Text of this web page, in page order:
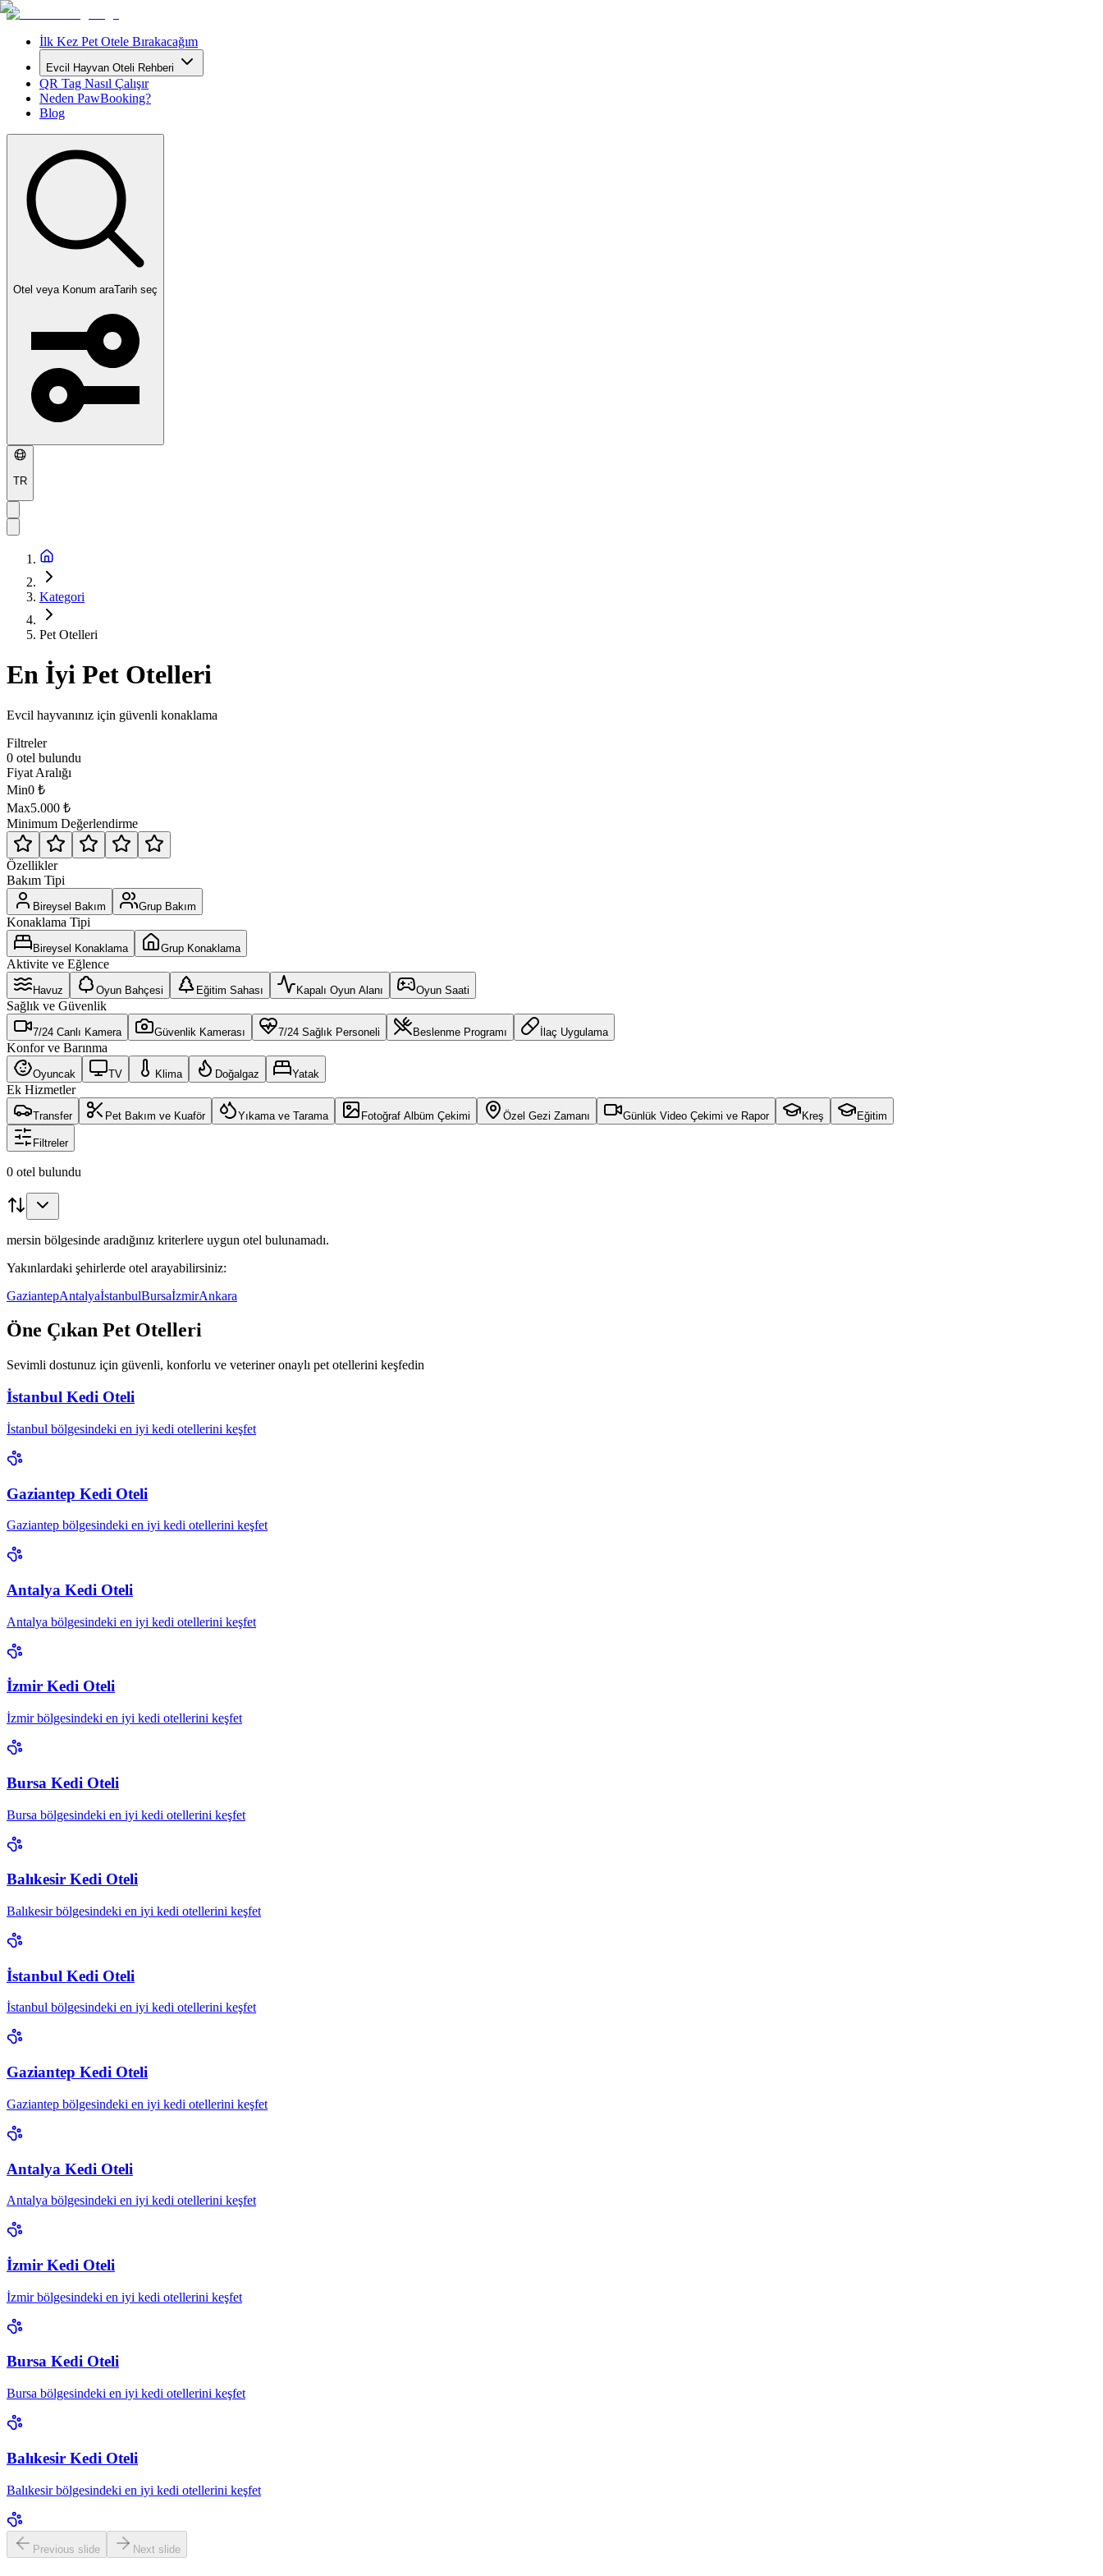
İlk Kez Pet Otele Bırakacağım
Evcil Hayvan Oteli Rehberi
QR Tag Nasıl Çalışır
Neden PawBooking?
Blog
Otel veya Konum araTarih seç
TR
Kategori
Pet Otelleri
En İyi Pet Otelleri
Evcil hayvanınız için güvenli konaklama
Filtreler
0 otel bulundu
Fiyat Aralığı
Min0 ₺
Max5.000 ₺
Minimum Değerlendirme
Özellikler
Bakım Tipi
Bireysel Bakım Grup Bakım
Konaklama Tipi
Bireysel Konaklama Grup Konaklama
Aktivite ve Eğlence
Havuz Oyun Bahçesi Eğitim Sahası Kapalı Oyun Alanı Oyun Saati
Sağlık ve Güvenlik
7/24 Canlı Kamera Güvenlik Kamerası 7/24 Sağlık Personeli Beslenme Programı İlaç Uygulama
Konfor ve Barınma
Oyuncak TV Klima Doğalgaz Yatak
Ek Hizmetler
Transfer Pet Bakım ve Kuaför Yıkama ve Tarama Fotoğraf Albüm Çekimi Özel Gezi Zamanı Günlük Video Çekimi ve Rapor Kreş Eğitim
Filtreler
0 otel bulundu
mersin bölgesinde aradığınız kriterlere uygun otel bulunamadı.
Yakınlardaki şehirlerde otel arayabilirsiniz:
GaziantepAntalyaİstanbulBursaİzmirAnkara
Öne Çıkan Pet Otelleri
Sevimli dostunuz için güvenli, konforlu ve veteriner onaylı pet otellerini keşfedin
İstanbul Kedi Oteli
İstanbul bölgesindeki en iyi kedi otellerini keşfet
Gaziantep Kedi Oteli
Gaziantep bölgesindeki en iyi kedi otellerini keşfet
Antalya Kedi Oteli
Antalya bölgesindeki en iyi kedi otellerini keşfet
İzmir Kedi Oteli
İzmir bölgesindeki en iyi kedi otellerini keşfet
Bursa Kedi Oteli
Bursa bölgesindeki en iyi kedi otellerini keşfet
Balıkesir Kedi Oteli
Balıkesir bölgesindeki en iyi kedi otellerini keşfet
İstanbul Kedi Oteli
İstanbul bölgesindeki en iyi kedi otellerini keşfet
Gaziantep Kedi Oteli
Gaziantep bölgesindeki en iyi kedi otellerini keşfet
Antalya Kedi Oteli
Antalya bölgesindeki en iyi kedi otellerini keşfet
İzmir Kedi Oteli
İzmir bölgesindeki en iyi kedi otellerini keşfet
Bursa Kedi Oteli
Bursa bölgesindeki en iyi kedi otellerini keşfet
Balıkesir Kedi Oteli
Balıkesir bölgesindeki en iyi kedi otellerini keşfet
Previous slide Next slide